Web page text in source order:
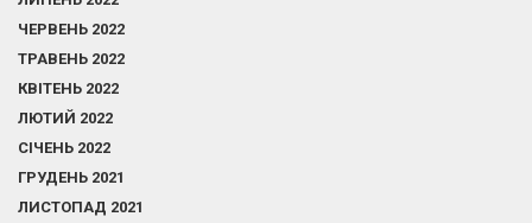
ЧЕРВЕНЬ 2022
ТРАВЕНЬ 2022
КВІТЕНЬ 2022
ЛЮТИЙ 2022
СІЧЕНЬ 2022
ГРУДЕНЬ 2021
ЛИСТОПАД 2021